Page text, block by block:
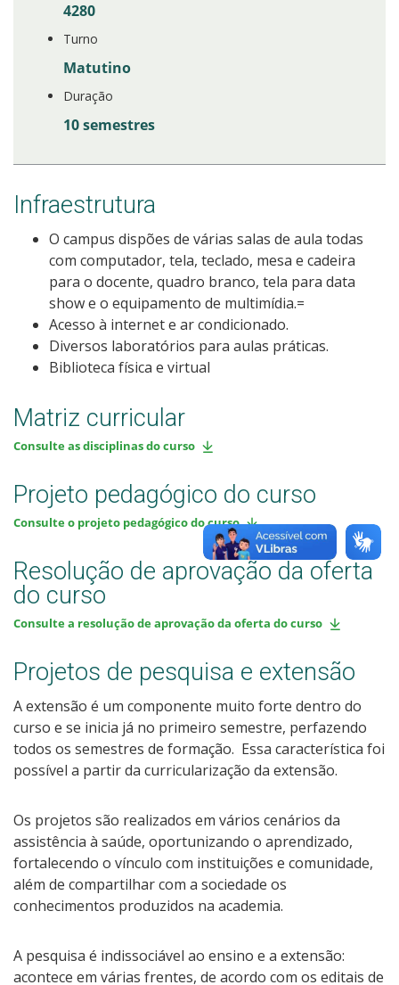
4280
Turno
Matutino
Duração
10 semestres
Infraestrutura
O campus dispões de várias salas de aula todas
com computador, tela, teclado, mesa e cadeira
para o docente, quadro branco, tela para data
show e o equipamento de multimídia.=
Acesso à internet e ar condicionado.
Diversos laboratórios para aulas práticas.
Biblioteca física e virtual
Matriz curricular
Consulte as disciplinas do curso
Projeto pedagógico do curso
Consulte o projeto pedagógico do curso
Resolução de aprovação da oferta
do curso
Consulte a resolução de aprovação da oferta do curso
Projetos de pesquisa e extensão
A extensão é um componente muito forte dentro do
curso e se inicia já no primeiro semestre, perfazendo
todos os semestres de formação. Essa característica foi
possível a partir da curricularização da extensão.
Os projetos são realizados em vários cenários da
assistência à saúde, oportunizando o aprendizado,
fortalecendo o vínculo com instituições e comunidade,
além de compartilhar com a sociedade os
conhecimentos produzidos na academia.
A pesquisa é indissociável ao ensino e a extensão:
acontece em várias frentes, de acordo com os editais de